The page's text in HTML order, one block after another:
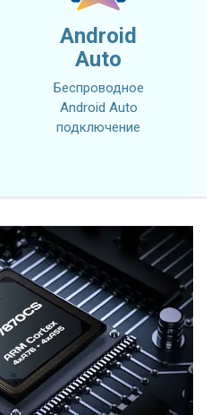
Android
Auto
Беспроводное
Android Auto
подключение